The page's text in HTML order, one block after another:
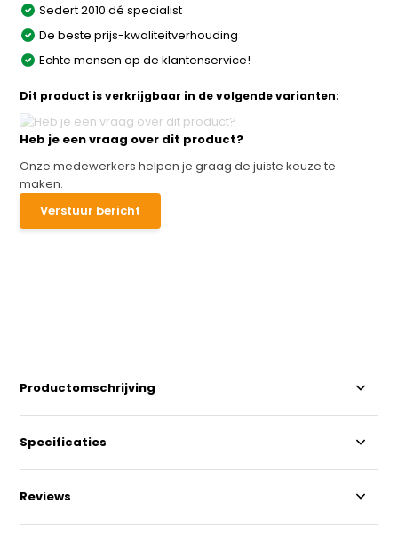
Sedert 2010 dé specialist
De beste prijs-kwaliteitverhouding
Echte mensen op de klantenservice!
Dit product is verkrijgbaar in de volgende varianten:
Heb je een vraag over dit product?
Onze medewerkers helpen je graag de juiste keuze te
maken.
Verstuur bericht
Productomschrijving
Specificaties
Reviews